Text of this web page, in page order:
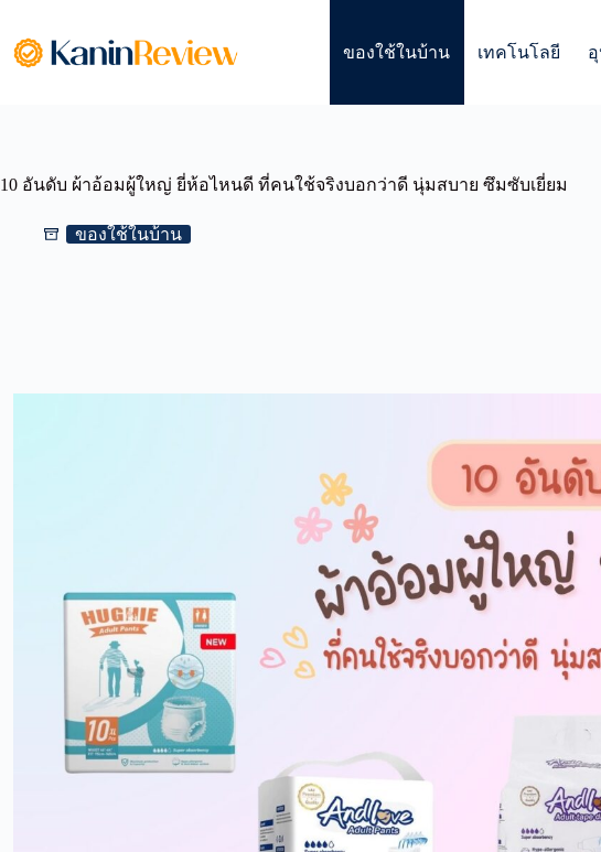
content
ของใช้ในบ้าน เทคโนโลยี
10 อันดับ ผ้าอ้อมผู้ใหญ่ ยี่ห้อไหนดี ที่คนใช้จริงบอกว่าดี นุ่มสบาย ซึมซับเยี่ยม
ของใช้ในบ้าน